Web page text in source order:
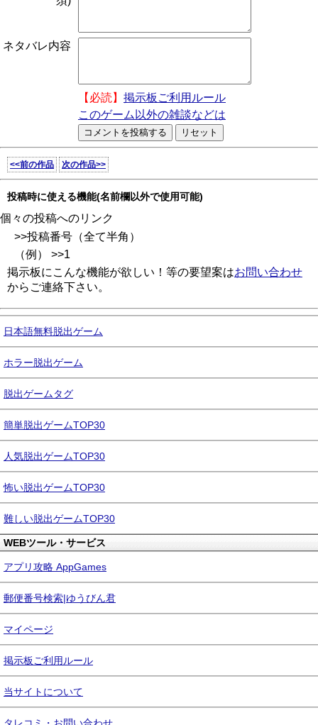
ネタバレ内容
【必読】 掲示板ご利用ルール
このゲーム以外の雑談などは
<<前の作品 次の作品>>
投稿時に使える機能(名前欄以外で使用可能)
個々の投稿へのリンク
>>投稿番号（全て半角）
（例） >>1
掲示板にこんな機能が欲しい！等の要望案はお問い合わせ
からご連絡下さい。
日本語無料脱出ゲーム
ホラー脱出ゲーム
脱出ゲームタグ
簡単脱出ゲームTOP30
人気脱出ゲームTOP30
怖い脱出ゲームTOP30
難しい脱出ゲームTOP30
WEBツール・サービス
アプリ攻略 AppGames
郵便番号検索|ゆうびん君
マイページ
掲示板ご利用ルール
当サイトについて